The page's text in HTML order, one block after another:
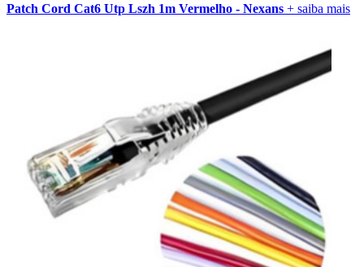
Patch Cord Cat6 Utp Lszh 1m Vermelho - Nexans + saiba mais